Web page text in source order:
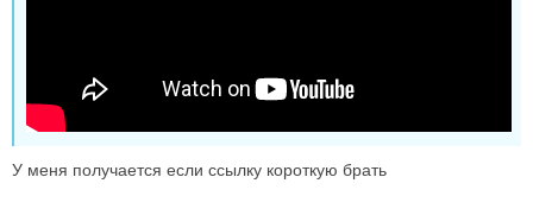
У меня получается если ссылку короткую брать